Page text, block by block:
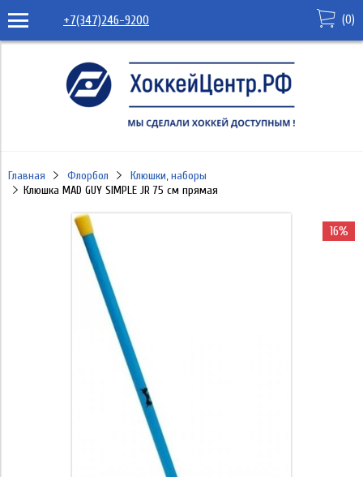
+7(347)246-9200 (0)
Главная Флорбол
Клюшки, наборы
Клюшка MAD GUY SIMPLE JR 75 см прямая
16%